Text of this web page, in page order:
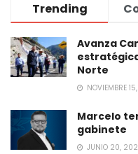
Trending
Avanza
Norte
NOVIEMBRE
Marcelo
gabinete
JUNIO 20,